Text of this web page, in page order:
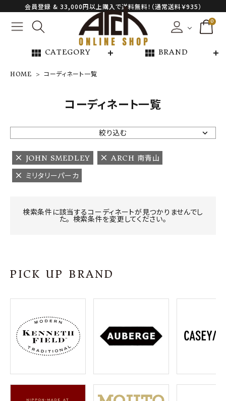
会員登録 & 33,000円以上購入で送料無料！（通常送料￥935）
0
view_module CATEGORY view_module BRAND
NEW ARRIVAL
ARCH EXCLUSIVE
BRAND
CATEGORY
プライバシーポリシー
特定商取引法について
お問い合わせ
OFFICIAL WEB SITE
HOME コーディネート一覧
コーディネート一覧
絞り込む
JOHN SMEDLEY
ARCH 南青山
ミリタリーパーカ
検索条件に該当するコーディネートが見つかりませんでし
た。 検索条件を変更してください。
PICK UP BRAND